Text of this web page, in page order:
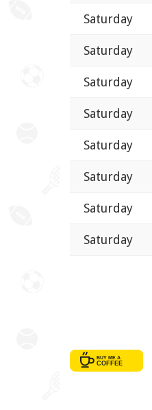
Saturday
Saturday
Saturday
Saturday
Saturday
Saturday
Saturday
Saturday